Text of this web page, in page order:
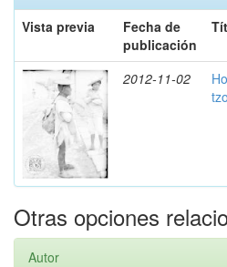
Vista previa
Fecha de
publicación
2012-11-02
Otras opciones
Autor